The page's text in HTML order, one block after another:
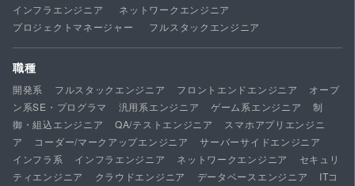
インフラエンジニア
ネットワークエンジニア
プロジェクトマネージャー
フルスタックエンジニア
職種
開発系 フルスタックエンジニア フロントエンドエンジニア
オープ
ン系SE・プログラマ
汎用系エンジニア ゲーム系エンジニア
制
御・組込エンジニア
QA/テストエンジニア
スマホアプリエンジニ
ア
コーダー/マークアップエンジニア
サーバーサイドエンジニア
インフラ系
インフラエンジニア ネットワークエンジニア
セキュリ
ティエンジニア
クラウドエンジニア データベースエンジニア
ITコ